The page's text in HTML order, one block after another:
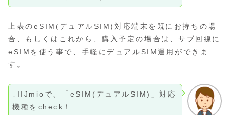
上表のeSIM(デュアルSIM)対応端末を既にお持ちの場
合、もしくはこれから、購入予定の場合は、サブ回線に
eSIMを使う事で、手軽にデュアルSIM運用ができま
す。
↓IIJmioで、「eSIM(デュアルSIM)」対応
機種をcheck！